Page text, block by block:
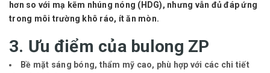
hơn so với mạ kẽm nhúng nóng (HDG), nhưng vẫn đủ đáp ứng
trong môi trường khô ráo, ít ăn mòn.
3. Ưu điểm của bulong ZP
Bề mặt sáng bóng, thẩm mỹ cao, phù hợp với các chi tiết